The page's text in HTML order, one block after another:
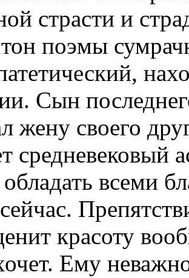
страсти и
поэмы
Сын
жену своего
средневековый
всеми
красоту
Ему